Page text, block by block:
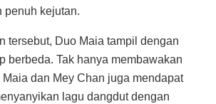
penuh kejutan.
tersebut, Duo Maia tampil dengan
berbeda. Tak hanya membawakan
Maia dan Mey Chan juga mendapat
lagu dangdut dengan